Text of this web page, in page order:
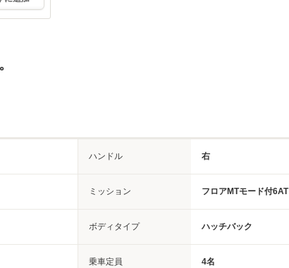
ハンドル 右
ミッション フロアMTモード付6AT
ボディタイプ ハッチバック
乗車定員 4名